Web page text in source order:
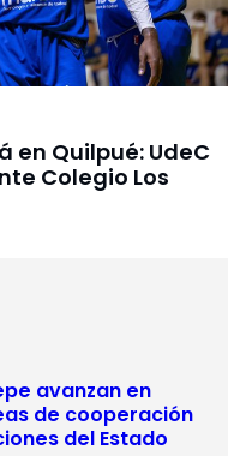
en Quilpué: UdeC
Colegio Los
avanzan en
de cooperación
del Estado